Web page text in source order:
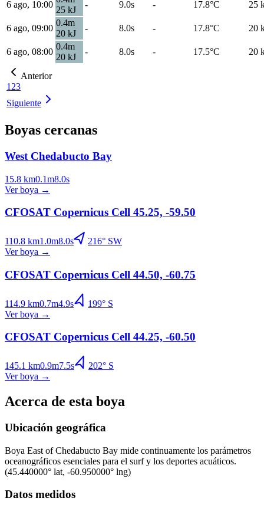
6 ago, 10:00
25 kJ
- 9.0s - 17.8°C 25
6 ago, 09:00
0.4m
20 kJ
- 8.0s - 17.8°C 20
6 ago, 08:00
0.4m
20 kJ
- 8.0s - 17.5°C 20
Anterior
1 23
Siguiente
Boyas cercanas
West Chedabucto Bay
15.8 km0.1m8.0s
Ver boya →
CFOSAT Copernicus Cell 45.25, -59.50
110.8 km1.0m8.0s 216° SW
Ver boya →
CFOSAT Copernicus Cell 44.50, -60.75
114.9 km0.7m4.9s 199° S
Ver boya →
CFOSAT Copernicus Cell 44.25, -60.50
145.1 km0.9m7.5s 202° S
Ver boya →
Acerca de esta boya
Ubicación geográfica
Boya East of Chedabucto Bay mide continuamente los parámetros
oceanográficos esenciales para el surf y los deportes acuáticos.
(45.440000° lat, -60.950000° lng)
Datos medidos